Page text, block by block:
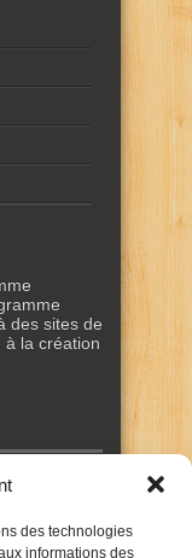
des technologies
informations des
des sites de
à la création